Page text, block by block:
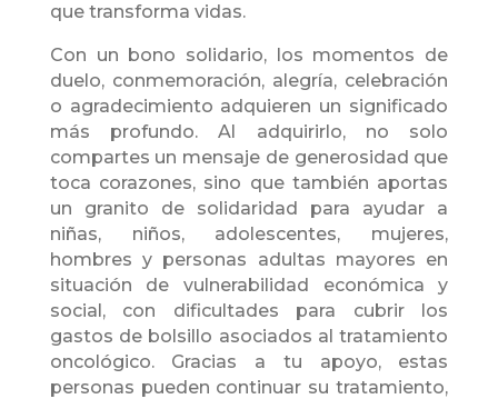
que transforma vidas.
Con un bono solidario, los momentos de
duelo, conmemoración, alegría, celebración
o agradecimiento adquieren un significado
más profundo. Al adquirirlo, no solo
compartes un mensaje de generosidad que
toca corazones, sino que también aportas
un granito de solidaridad para ayudar a
niñas, niños, adolescentes, mujeres,
hombres y personas adultas mayores en
situación de vulnerabilidad económica y
social, con dificultades para cubrir los
gastos de bolsillo asociados al tratamiento
oncológico. Gracias a tu apoyo, estas
personas pueden continuar su tratamiento,